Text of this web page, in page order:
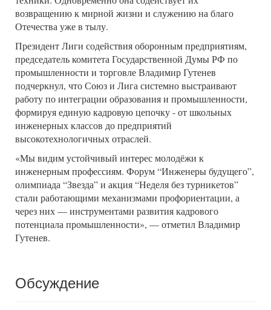
возвращению к мирной жизни и служению на благо
Отечества уже в тылу.
Президент Лиги содействия оборонным предприятиям,
председатель комитета Государственной Думы РФ по
промышленности и торговле Владимир Гутенев
подчеркнул, что Союз и Лига системно выстраивают
работу по интеграции образования и промышленности,
формируя единую кадровую цепочку - от школьных
инженерных классов до предприятий
высокотехнологичных отраслей.
«Мы видим устойчивый интерес молодёжи к
инженерным профессиям. Форум “Инженеры будущего”,
олимпиада “Звезда” и акция “Неделя без турникетов”
стали работающими механизмами профориентации, а
через них — инструментами развития кадрового
потенциала промышленности», — отметил Владимир
Гутенев.
Обсуждение